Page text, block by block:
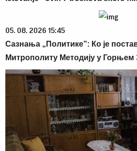
05. 08. 2026 15:45
Сазнања „Политике”: Ко је
Митрополиту Методију у Горњем